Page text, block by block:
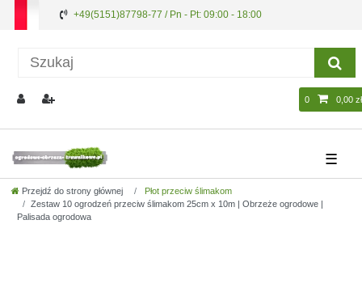
+49(5151)87798-77 / Pn - Pt: 09:00 - 18:00
0 0,00 zł
☰
Przejdź do strony głównej
Płot przeciw ślimakom
Zestaw 10 ogrodzeń przeciw ślimakom 25cm х 10m | Obrzeże ogrodowe |
Palisada ogrodowa